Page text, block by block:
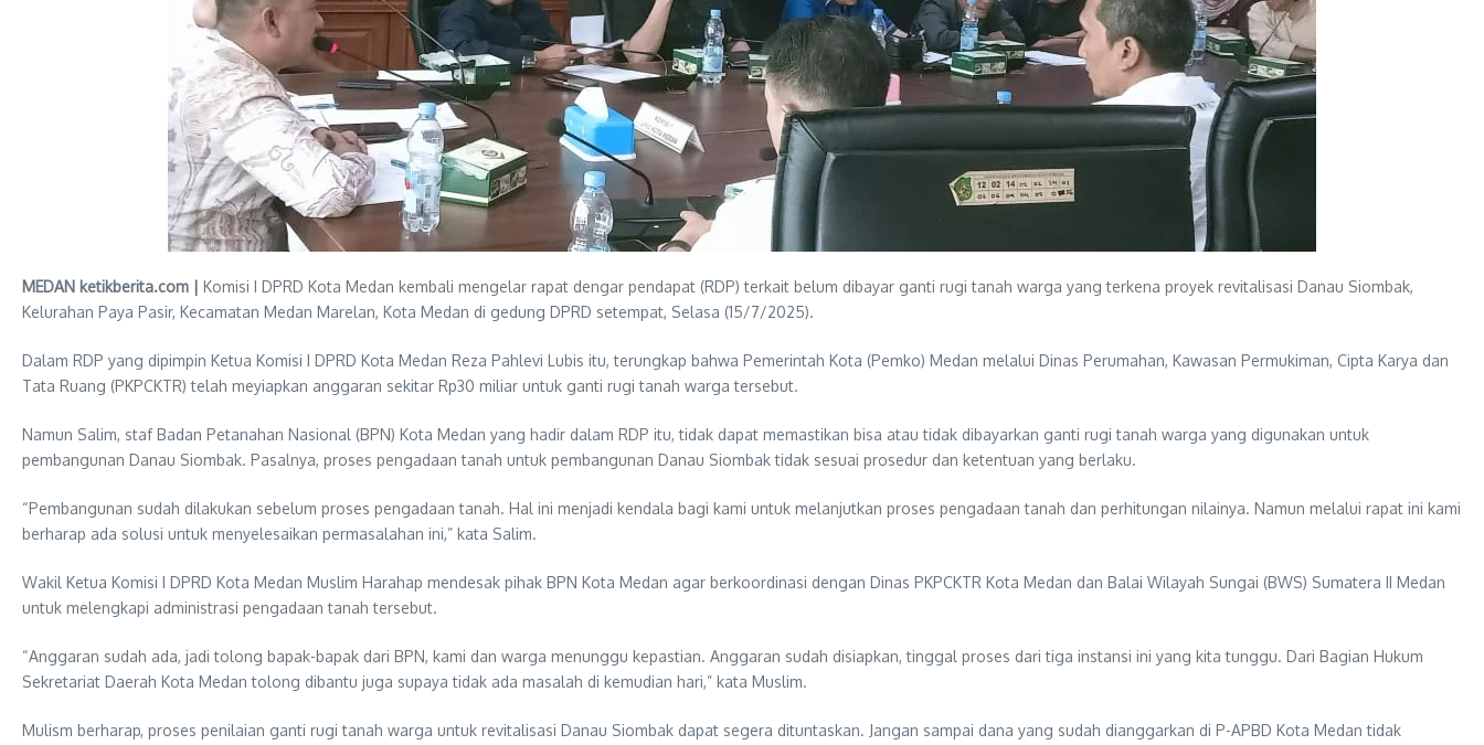
MEDAN ketikberita.com | Komisi I DPRD Kota Medan kembali mengelar rapat dengar pendapat (RDP) terkait belum dibayar ganti rugi tanah warga yang terkena proyek revitalisasi Danau Siombak,
Kelurahan Paya Pasir, Kecamatan Medan Marelan, Kota Medan di gedung DPRD setempat, Selasa (15/7/2025).
Dalam RDP yang dipimpin Ketua Komisi I DPRD Kota Medan Reza Pahlevi Lubis itu, terungkap bahwa Pemerintah Kota (Pemko) Medan melalui Dinas Perumahan, Kawasan Permukiman, Cipta Karya dan
Tata Ruang (PKPCKTR) telah meyiapkan anggaran sekitar Rp30 miliar untuk ganti rugi tanah warga tersebut.
Namun Salim, staf Badan Petanahan Nasional (BPN) Kota Medan yang hadir dalam RDP itu, tidak dapat memastikan bisa atau tidak dibayarkan ganti rugi tanah warga yang digunakan untuk
pembangunan Danau Siombak. Pasalnya, proses pengadaan tanah untuk pembangunan Danau Siombak tidak sesuai prosedur dan ketentuan yang berlaku.
“Pembangunan sudah dilakukan sebelum proses pengadaan tanah. Hal ini menjadi kendala bagi kami untuk melanjutkan proses pengadaan tanah dan perhitungan nilainya. Namun melalui rapat ini kami
berharap ada solusi untuk menyelesaikan permasalahan ini,” kata Salim.
Wakil Ketua Komisi I DPRD Kota Medan Muslim Harahap mendesak pihak BPN Kota Medan agar berkoordinasi dengan Dinas PKPCKTR Kota Medan dan Balai Wilayah Sungai (BWS) Sumatera II Medan
untuk melengkapi administrasi pengadaan tanah tersebut.
“Anggaran sudah ada, jadi tolong bapak-bapak dari BPN, kami dan warga menunggu kepastian. Anggaran sudah disiapkan, tinggal proses dari tiga instansi ini yang kita tunggu. Dari Bagian Hukum
Sekretariat Daerah Kota Medan tolong dibantu juga supaya tidak ada masalah di kemudian hari,” kata Muslim.
Mulism berharap, proses penilaian ganti rugi tanah warga untuk revitalisasi Danau Siombak dapat segera dituntaskan. Jangan sampai dana yang sudah dianggarkan di P-APBD Kota Medan tidak